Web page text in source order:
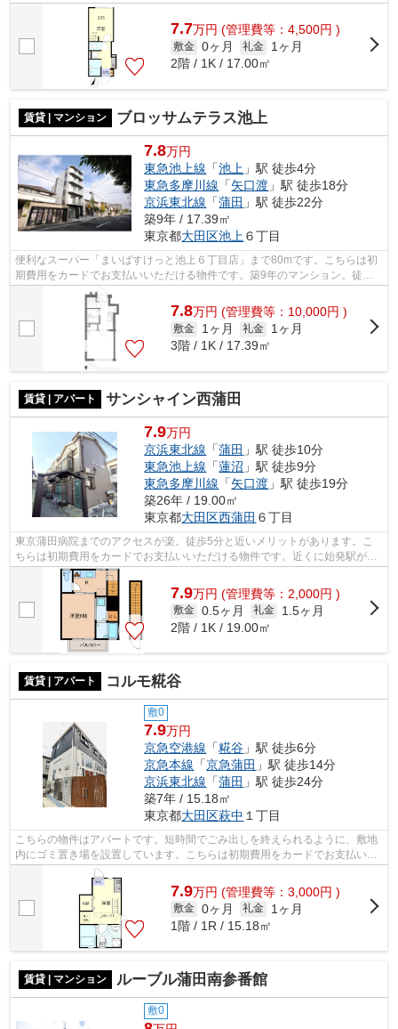
立地する、アクセス良好な物件です。...
7.7万円 (管理費等：4,500円 )
敷金 0ヶ月 礼金
1ヶ月
2階 / 1K / 17.00㎡
賃貸 | マンション ブロッサムテラス池上
7.8万円
東急池上線 「池上 」駅 徒歩4分
東急多摩川線 「矢口渡 」駅 徒歩18分
京浜東北線 「蒲田 」駅 徒歩22分
築9年 / 17.39㎡
東京都大田区池上 ６丁目
便利なスーパー「まいばすけっと池上６丁目店」まで80mです。こちらは初
期費用をカードでお支払いいただける物件です。築9年のマンション。徒歩4
分で駅にアクセス可能な、魅力的な駅近...
7.8万円 (管理費等：10,000円 )
敷金 1ヶ月 礼金
1ヶ月
3階 / 1K / 17.39㎡
賃貸 | アパート サンシャイン西蒲田
7.9万円
京浜東北線 「蒲田 」駅 徒歩10分
東急池上線 「蓮沼 」駅 徒歩9分
東急多摩川線 「矢口渡 」駅 徒歩19分
築26年 / 19.00㎡
東京都大田区西蒲田 ６丁目
東京蒲田病院までのアクセスが楽。徒歩5分と近いメリットがあります。こ
ちらは初期費用をカードでお支払いいただける物件です。近くに始発駅があ
り、通勤時でも電車に座りやすいです。...
7.9万円 (管理費等：2,000円 )
敷金 0.5ヶ月 礼金
1.5ヶ月
2階 / 1K / 19.00㎡
賃貸 | アパート コルモ糀谷
敷0
7.9万円
京急空港線 「糀谷 」駅 徒歩6分
京急本線 「京急蒲田 」駅 徒歩14分
京浜東北線 「蒲田 」駅 徒歩24分
築7年 / 15.18㎡
東京都大田区萩中 １丁目
こちらの物件はアパートです。短時間でごみ出しを終えられるように、敷地
内にゴミ置き場を設置しています。こちらは初期費用をカードでお支払いい
ただける物件です。駅から徒歩6分の位...
7.9万円 (管理費等：3,000円 )
敷金 0ヶ月 礼金
1ヶ月
1階 / 1R / 15.18㎡
賃貸 | マンション ルーブル蒲田南参番館
敷0